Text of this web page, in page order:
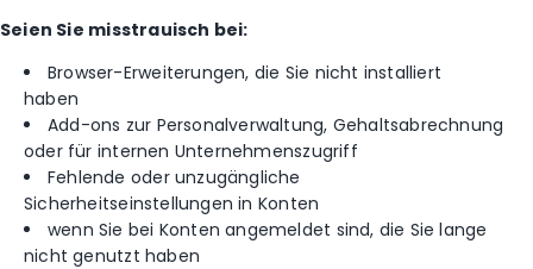
Seien Sie misstrauisch bei:
Browser-Erweiterungen, die Sie nicht installiert
haben
Add-ons zur Personalverwaltung, Gehaltsabrechnung
oder für internen Unternehmenszugriff
Fehlende oder unzugängliche
Sicherheitseinstellungen in Konten
wenn Sie bei Konten angemeldet sind, die Sie lange
nicht genutzt haben